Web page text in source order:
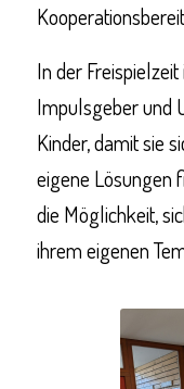
In der
Impulsgeber und
Kinder, damit sie
eigene Lösungen
die Möglichkeit,
ihrem eigenen